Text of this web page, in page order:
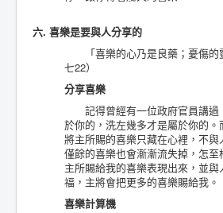
六. 喜樂是要與人分享的
「喜樂的心乃是良藥；憂傷的
七22）
分享喜樂
記得曾經有一位政府官員講過
於你的，洗左幾多才是屬於你的
將主所賜的喜樂只藏在心裡，不
僅餘的喜樂也會漸漸流失掉，怎
主所賜給我的喜樂表現出來，並
福，主將會把更多的喜樂賜給我。
喜樂計算機